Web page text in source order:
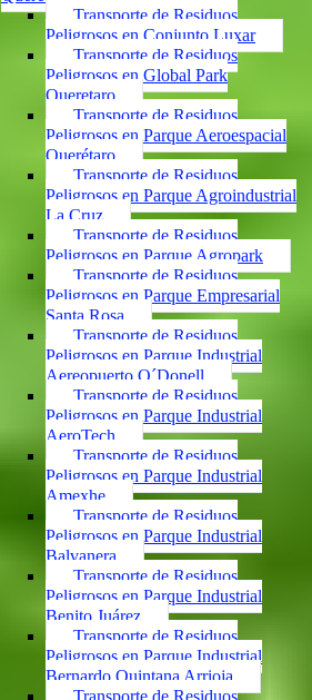
Transporte de Residuos
Peligrosos en Conjunto Luxar
Transporte de Residuos
Peligrosos en Global Park
Queretaro
Transporte de Residuos
Peligrosos en Parque Aeroespacial
Querétaro
Transporte de Residuos
Peligrosos en Parque Agroindustrial
La Cruz
Transporte de Residuos
Peligrosos en Parque Agropark
Transporte de Residuos
Peligrosos en Parque Empresarial
Santa Rosa
Transporte de Residuos
Peligrosos en Parque Industrial
Aereopuerto O´Donell
Transporte de Residuos
Peligrosos en Parque Industrial
AeroTech
Transporte de Residuos
Peligrosos en Parque Industrial
Amexhe
Transporte de Residuos
Peligrosos en Parque Industrial
Balvanera
Transporte de Residuos
Peligrosos en Parque Industrial
Benito Juárez
Transporte de Residuos
Peligrosos en Parque Industrial
Bernardo Quintana Arrioja
Transporte de Residuos